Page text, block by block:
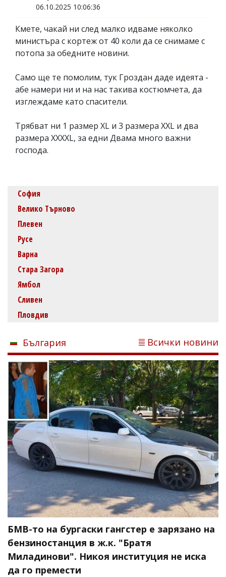
06.10.2025 10:06:36
Кмете, чакай ни след малко идваме няколко
министъра с кортеж от 40 коли да се снимаме с
потопа за обедните новини.
Само ще те помолим, тук Гроздан даде идеята -
абе намери ни и на нас такива костюмчета, да
изглеждаме като спасители.
Трябват ни 1 размер XL и 3 размера XXL и два
размера XXXXL, за едни Двама много важни
господа.
София
Велико Търново
Плевен
Русе
Варна
Стара Загора
Ямбол
Сливен
Пловдив
България Всички новини
БМВ-то на бургаски гангстер е зарязано на
бензиностанция в ж.к. "Братя
Миладинови". Никоя институция не иска
да го премести